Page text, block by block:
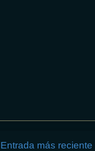
Entrada más reciente